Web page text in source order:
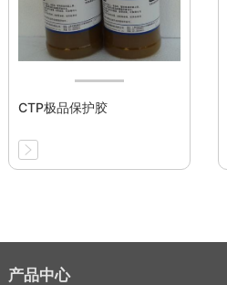
CTP极品保护胶
产品中心